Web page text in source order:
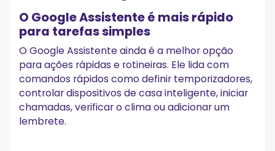
O Google Assistente é mais rápido
para tarefas simples
O Google Assistente ainda é a melhor opção
para ações rápidas e rotineiras. Ele lida com
comandos rápidos como definir temporizadores,
controlar dispositivos de casa inteligente, iniciar
chamadas, verificar o clima ou adicionar um
lembrete.